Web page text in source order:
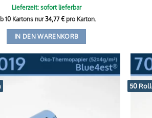
Lieferzeit: sofort lieferbar
10 Kartons nur34,77€pro Karton.
IN DEN WARENKORB
50